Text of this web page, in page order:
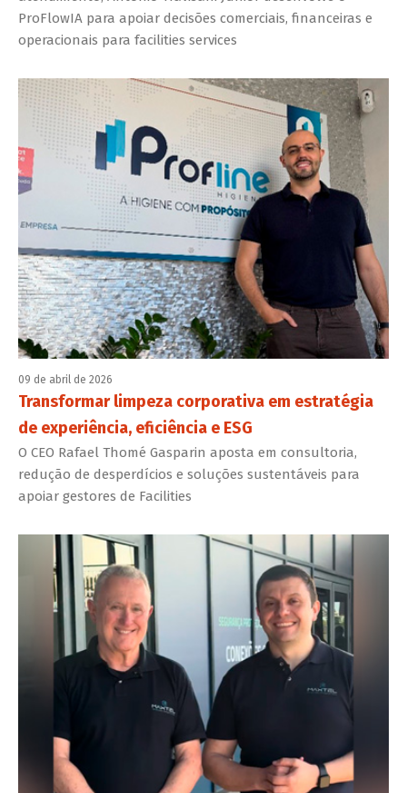
ProFlowIA para apoiar decisões comerciais, financeiras e
operacionais para facilities services
09 de abril de 2026
Transformar limpeza corporativa em estratégia
de experiência, eficiência e ESG
O CEO Rafael Thomé Gasparin aposta em consultoria,
redução de desperdícios e soluções sustentáveis para
apoiar gestores de Facilities